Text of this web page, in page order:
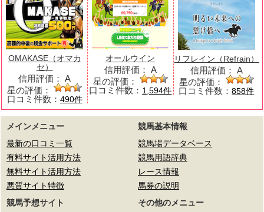
OMAKASE（オマカ
セ）
信用評価： A
星の評価：
口コミ件数： 490件
オールウイン
信用評価： A
星の評価：
口コミ件数： 1,594件
リフレイン（Refrain）
信用評価： A
星の評価：
口コミ件数：858件
メインメニュー
最新の口コミ一覧
有料サイト活用方法
無料サイト活用方法
悪質サイト特徴
競馬基本情報
競馬場データベース
競馬用語辞典
レース情報
馬券の説明
競馬予想サイト
その他のメニュー